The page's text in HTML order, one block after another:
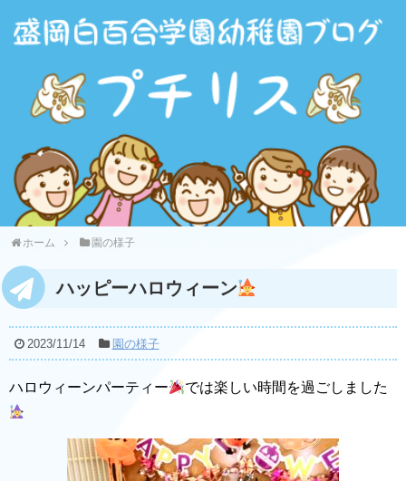
ホーム 園の様子
ハッピーハロウィーン
2023/11/14 園の様子
ハロウィーンパーティー では楽しい時間を過ごしました